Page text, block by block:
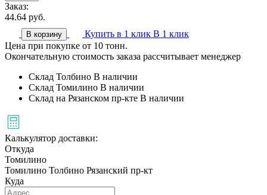
Заказ:
44.64 руб.
В корзину Купить в 1 клик В 1 клик
Цена при покупке от 10 тонн.
Окончательную стоимость заказа рассчитывает менеджер
Склад Толбино В наличии
Склад Томилино В наличии
Склад на Рязанском пр-кте В наличии
Калькулятор доставки:
Откуда
Томилино
Томилино Толбино Рязанский пр-кт
Куда